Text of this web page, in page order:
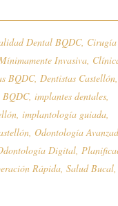
Dental BQDC,
Invasiva,
BQDC, Dentistas Castellón,
BQDC, implantes dentales,
, implantología guiada,
, Odontología
Digital,
Rápida, Salud Bucal,